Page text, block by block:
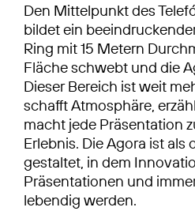
Den Mittelpunkt des
bildet ein
Ring mit 15 Metern
Fläche schwebt und die
Dieser Bereich ist weit
schafft Atmosphäre,
macht jede Präsentation
Erlebnis. Die Agora ist als
gestaltet, in dem
Präsentationen und
lebendig werden.